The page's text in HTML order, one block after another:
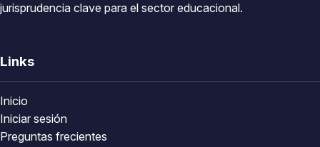
jurisprudencia clave para el sector educacional.
Links
Inicio
Iniciar sesión
Preguntas frecientes